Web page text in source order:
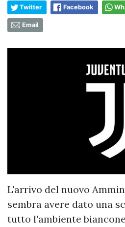
Twitter Facebook
Email
L'arrivo del nuovo
sembra avere dato una
tutto l'ambiente